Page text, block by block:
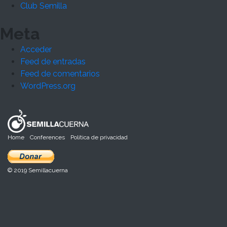
Club Semilla
Meta
Acceder
Feed de entradas
Feed de comentarios
WordPress.org
Home Conferences Política de privacidad
© 2019 Semillacuerna